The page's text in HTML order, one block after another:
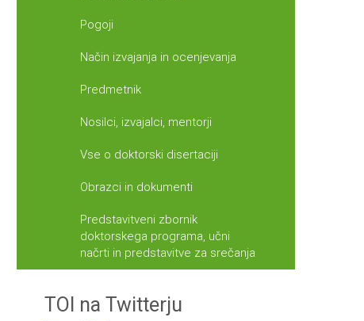
Pogoji
Način izvajanja in ocenjevanja
Predmetnik
Nosilci, izvajalci, mentorji
Vse o doktorski disertaciji
Obrazci in dokumenti
Predstavitveni zbornik
doktorskega programa, učni
načrti in predstavitve za srečanja
TOI na Twitterju